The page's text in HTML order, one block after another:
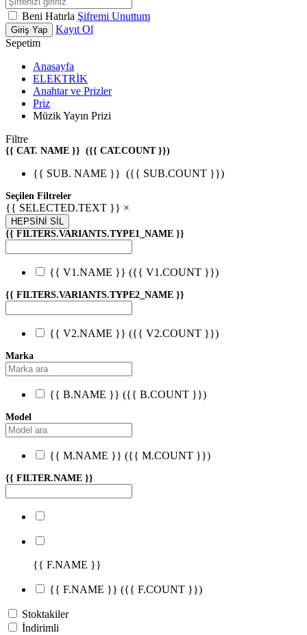
Beni Hatırla Şifremi Unuttum
Giriş Yap
Kayıt Ol
Sepetim
Anasayfa
ELEKTRİK
Anahtar ve Prizler
Priz
Müzik Yayın Prizi
Filtre
{{ CAT. NAME }} ({{ CAT.COUNT }})
{{ SUB. NAME }} ({{ SUB.COUNT }})
Seçilen Filtreler
{{ SELECTED.TEXT }} ×
HEPSİNİ SİL
{{ FILTERS.VARIANTS.TYPE1_NAME }}
{{ V1.NAME }} ({{ V1.COUNT }})
{{ FILTERS.VARIANTS.TYPE2_NAME }}
{{ V2.NAME }} ({{ V2.COUNT }})
Marka
{{ B.NAME }} ({{ B.COUNT }})
Model
{{ M.NAME }} ({{ M.COUNT }})
{{ FILTER.NAME }}
{{ F.NAME }}
{{ F.NAME }} ({{ F.COUNT }})
Stoktakiler
İndirimli